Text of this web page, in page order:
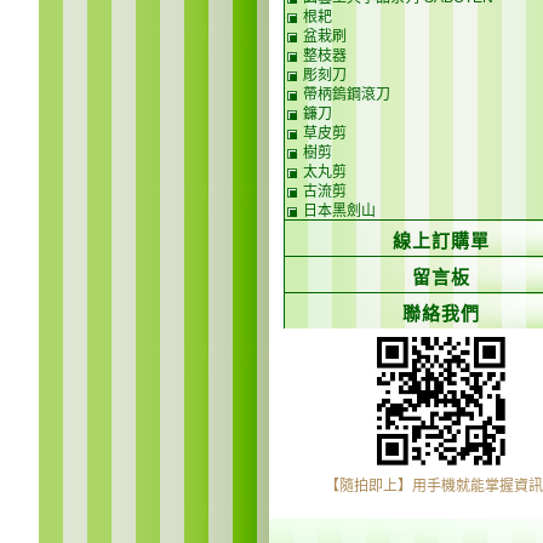
根耙
盆栽刷
整枝器
彫刻刀
帶柄鎢鋼滾刀
鐮刀
草皮剪
樹剪
太丸剪
古流剪
日本黑劍山
線上訂購單
留言板
聯絡我們
【隨拍即上】用手機就能掌握資